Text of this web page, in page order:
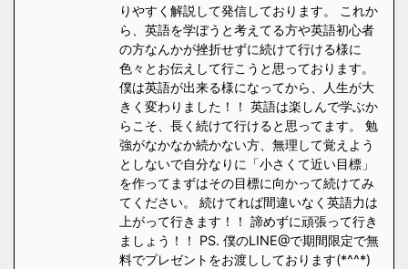
りやすく解説して発信しております。 これか
ら、英語を学ぼうと考えてる方や英語初心者
の方なんかが挫折せずに続けて行ける様に
色々とお伝えして行こうと思っております。
僕は英語が出来る様になってから、人生が大
きく変わりました！！ 英語は楽しんで学ぶか
らこそ、長く続けて行けると思ってます。 勉
強がなかなか続かない方、無理して覚えよう
としないで自分なりに「小さくて近い目標」
を作ってまずはその目標に向かって続けてみ
てください。 続けてれば間違いなく英語力は
上がって行きます！！ 諦めずに頑張って行き
ましょう！！ PS. 僕のLINE@で期間限定で無
料でプレゼントをお渡ししております(*^^*)